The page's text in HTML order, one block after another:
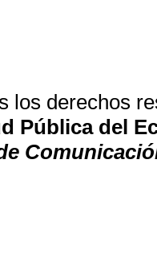
los derechos
Pública del